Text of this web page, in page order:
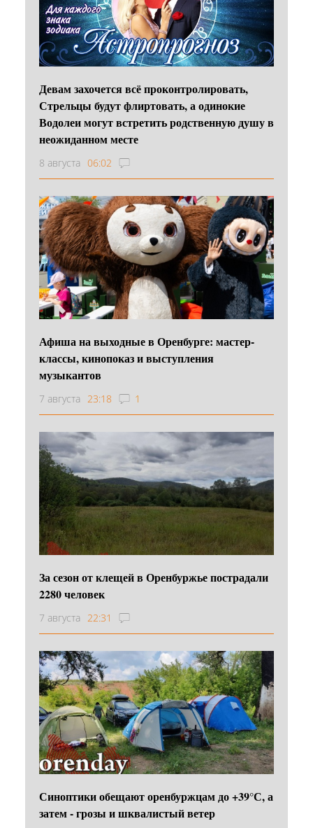
Девам захочется всё проконтролировать,
Стрельцы будут флиртовать, а одинокие
Водолеи могут встретить родственную душу в
неожиданном месте
8 августа 06:02
Афиша на выходные в Оренбурге: мастер-
классы, кинопоказ и выступления
музыкантов
7 августа 23:18 1
За сезон от клещей в Оренбуржье пострадали
2280 человек
7 августа 22:31
Синоптики обещают оренбуржцам до +39°С, а
затем - грозы и шквалистый ветер